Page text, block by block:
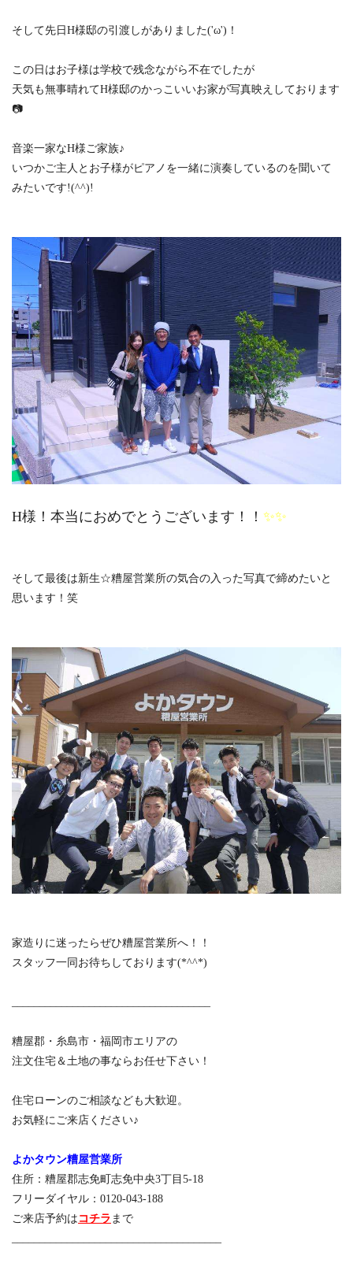
そして先日H様邸の引渡しがありました('ω')！
この日はお子様は学校で残念ながら不在でしたが
天気も無事晴れてH様邸のかっこいいお家が写真映えしております
📷
音楽一家なH様ご家族♪
いつかご主人とお子様がピアノを一緒に演奏しているのを聞いて
みたいです!(^^)!
H様！本当におめでとうございます！！ ✨✨
そして最後は新生☆糟屋営業所の気合の入った写真で締めたいと
思います！笑
家造りに迷ったらぜひ糟屋営業所へ！！
スタッフ一同お待ちしております(*^^*)
糟屋郡・糸島市・福岡市エリアの
注文住宅＆土地の事ならお任せ下さい！
住宅ローンのご相談なども大歓迎。
お気軽にご来店ください♪
よかタウン糟屋営業所
住所：糟屋郡志免町志免中央3丁目5-18
フリーダイヤル：0120-043-188
ご来店予約は コチラ まで